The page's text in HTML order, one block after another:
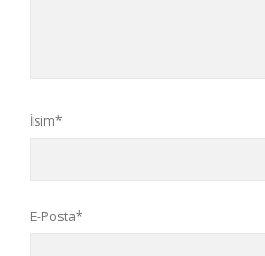
İsim*
E-Posta*